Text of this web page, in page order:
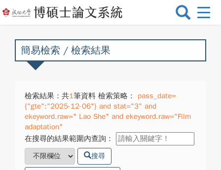
選
換
簡易檢索 / 檢索結果
檢索結果：共1筆資料 檢索策略：
pass_date=
{"gte":"2025-12-06"} and stat="3" and
ekeyword.raw=" Lao She" and ekeyword.raw="Film
adaptation"
在搜尋的結果範圍內查詢：
搜尋